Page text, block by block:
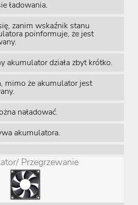
ładowania.
zanim wskaźnik stanu
poinformuje, że jest
akumulator działa zbyt krótko.
mimo że akumulator jest
naładować.
akumulatora.
Przegrzewanie